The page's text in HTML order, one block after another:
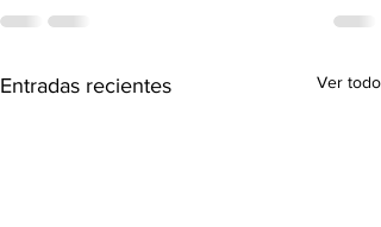
Entradas recientes Ver todo